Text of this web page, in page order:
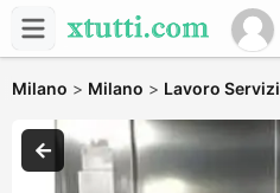
Milano > Milano > Lavoro Servizi